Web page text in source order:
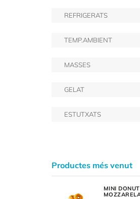
REFRIGERATS
TEMP.AMBIENT
MASSES
GELAT
ESTUTXATS
Productes més venut
MINI